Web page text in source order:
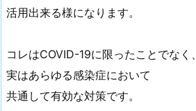
活用出来る様になります。
コレはCOVID-19に限ったことでなく、
実はあらゆる感染症において
共通して有効な対策です。